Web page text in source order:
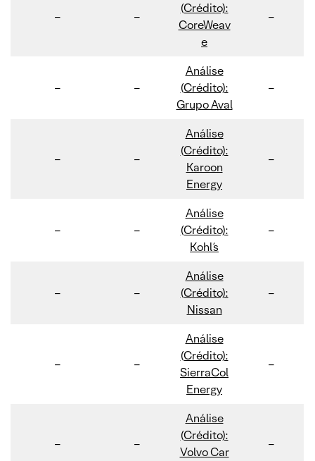
– –
(Crédito):
CoreWeav
e
–
– –
Análise
(Crédito):
Grupo Aval
–
– –
Análise
(Crédito):
Karoon
Energy
–
– –
Análise
(Crédito):
Kohl´s
–
– –
Análise
(Crédito):
Nissan
–
– –
Análise
(Crédito):
SierraCol
Energy
–
– –
Análise
(Crédito):
Volvo Car
–